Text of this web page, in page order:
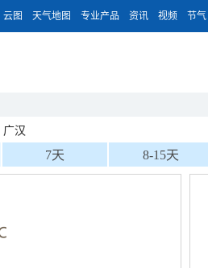
云图 天气地图 专业产品 资讯 视频 节气
广汉
7天 8-15天